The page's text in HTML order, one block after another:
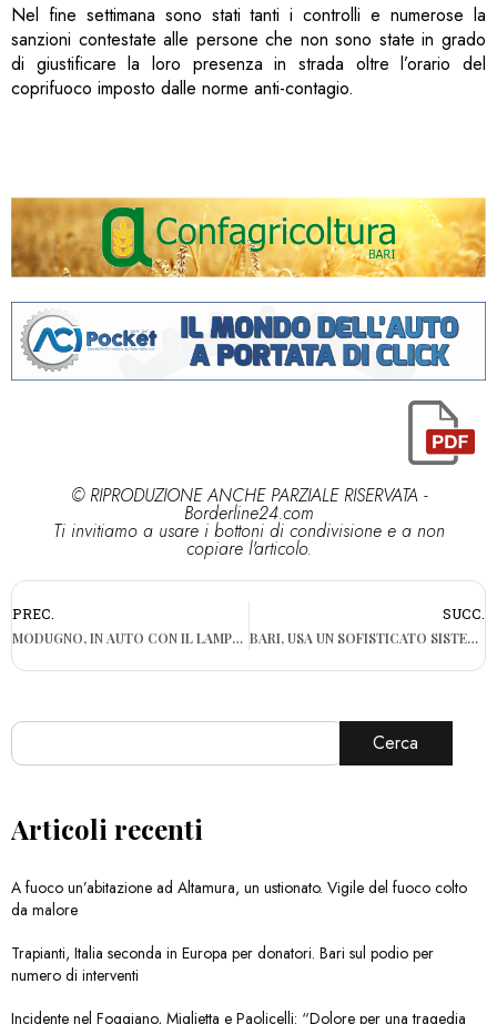
Nel fine settimana sono stati tanti i controlli e numerose la
sanzioni contestate alle persone che non sono state in grado
di giustificare la loro presenza in strada oltre l’orario del
coprifuoco imposto dalle norme anti-contagio.
© RIPRODUZIONE ANCHE PARZIALE RISERVATA -
Borderline24.com
Ti invitiamo a usare i bottoni di condivisione e a non
copiare l'articolo.
PREC.
MODUGNO, IN AUTO CON IL LAMPEGGIANTE DEI CARABINIERI: DENUNCIATO 21ENNE
SUCC.
BARI, USA UN SOFISTICATO SISTEMA ANTITACCHEGGIO MA VIENE SCOPERTO: DEFERITO UN 33ENNE
Cerca
Articoli recenti
A fuoco un’abitazione ad Altamura, un ustionato. Vigile del fuoco colto
da malore
Trapianti, Italia seconda in Europa per donatori. Bari sul podio per
numero di interventi
Incidente nel Foggiano, Miglietta e Paolicelli: “Dolore per una tragedia